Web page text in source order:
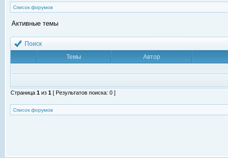
Список форумов
Активные темы
Поиск
Темы
Автор
Страница 1 из 1 [ Результатов поиска: 0 ]
Список форумов